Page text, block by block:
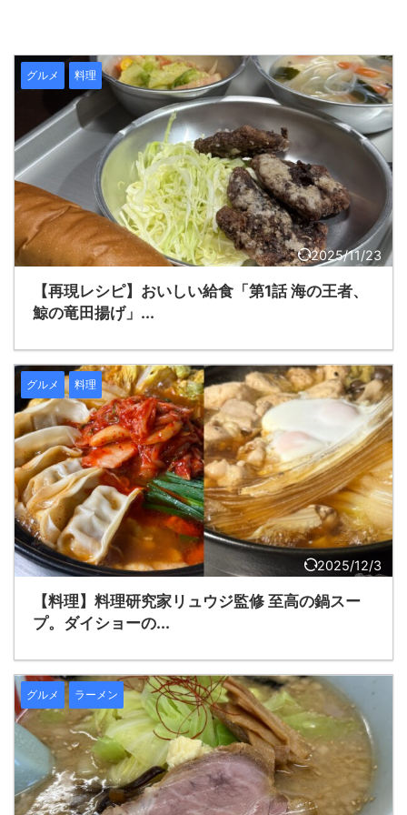
2025/11/23
グルメ 料理
【再現レシピ】おいしい給食「第1話 海の王者、
鯨の竜田揚げ」...
2025/12/3
グルメ 料理
【料理】料理研究家リュウジ監修 至高の鍋スー
プ。ダイショーの...
グルメ ラーメン